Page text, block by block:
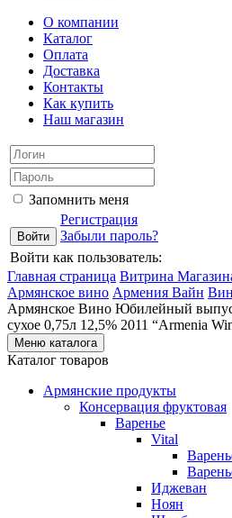
О компании
Каталог
Оплата
Доставка
Контакты
Как купить
Наш магазин
Запомнить меня
Регистрация
Забыли пароль?
Войти как пользователь:
Главная страница Витрина
Армянское вино Армения Вайн
Армянское Вино Юбилейный
сухое 0,75л 12,5% 2011 “Armenia
Меню каталога
Каталог товаров
Армянские продукты
Консервация фруктовая
Варенье
Vital
Иджеван
Ноян